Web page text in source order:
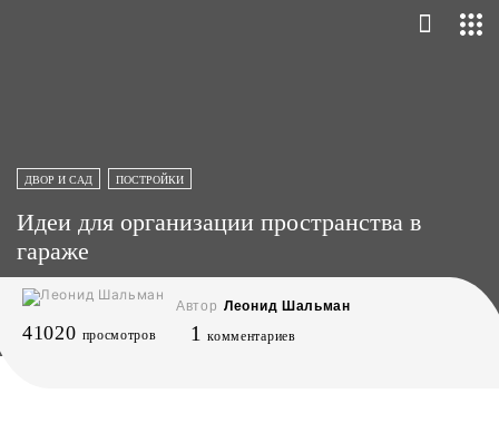
ДВОР И САД ПОСТРОЙКИ
Идеи для организации пространства в
гараже
Автор Леонид Шальман
41020 просмотров 1 комментариев